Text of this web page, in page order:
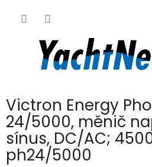
Victron Energy
24/5000, měnič
sínus, DC/AC;
ph24/5000